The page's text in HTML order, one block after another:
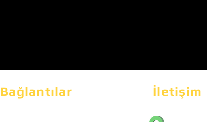
Bağlantılar İletişim